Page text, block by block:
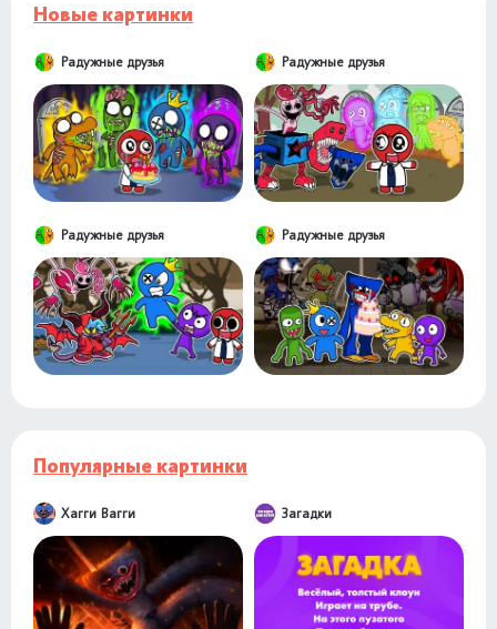
Новые картинки
Радужные друзья Радужные друзья
Радужные друзья Радужные друзья
Популярные картинки
Хагги Вагги Загадки